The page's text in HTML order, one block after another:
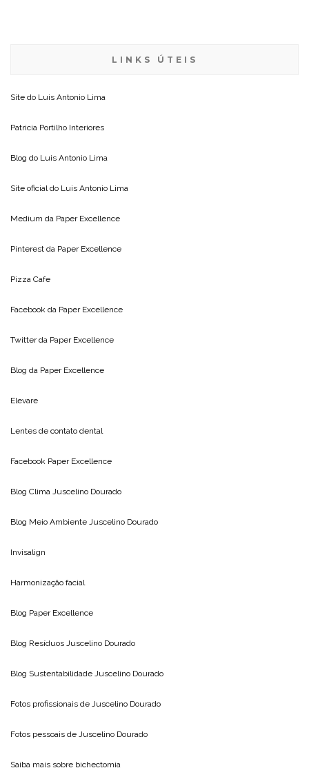
LINKS ÚTEIS
Site do Luis Antonio Lima
Patricia Portilho Interiores
Blog do Luis Antonio Lima
Site oficial do Luis Antonio Lima
Medium da Paper Excellence
Pinterest da Paper Excellence
Pizza Cafe
Facebook da Paper Excellence
Twitter da Paper Excellence
Blog da Paper Excellence
Elevare
Lentes de contato dental
Facebook Paper Excellence
Blog Clima Juscelino Dourado
Blog Meio Ambiente Juscelino Dourado
Invisalign
Harmonização facial
Blog Paper Excellence
Blog Resíduos Juscelino Dourado
Blog Sustentabilidade Juscelino Dourado
Fotos profissionais de Juscelino Dourado
Fotos pessoais de Juscelino Dourado
Saiba mais sobre bichectomia